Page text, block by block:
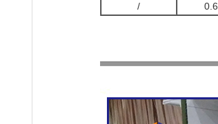
0.6
/